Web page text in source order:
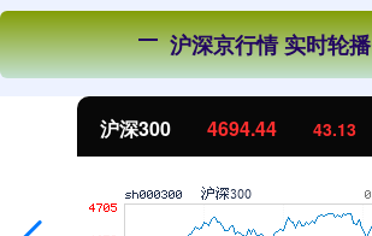
沪深京行情 实时轮播
北证50 1134.24 11.37